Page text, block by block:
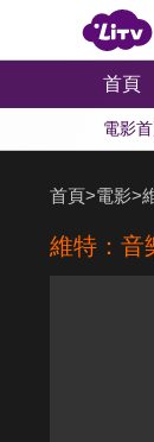
首頁
電影
首頁>電影>
維特：音